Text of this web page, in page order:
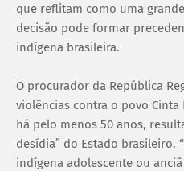
que reflitam como uma
decisão pode formar
indígena brasileira.
O procurador da República
violências contra o povo
há pelo menos 50 anos,
desídia” do Estado brasileiro.
indígena adolescente ou